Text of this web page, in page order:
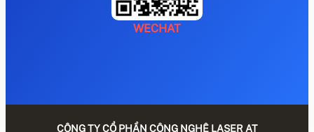
WECHAT
CÔNG TY CỔ PHẦN CÔNG NGHỆ LASER AT